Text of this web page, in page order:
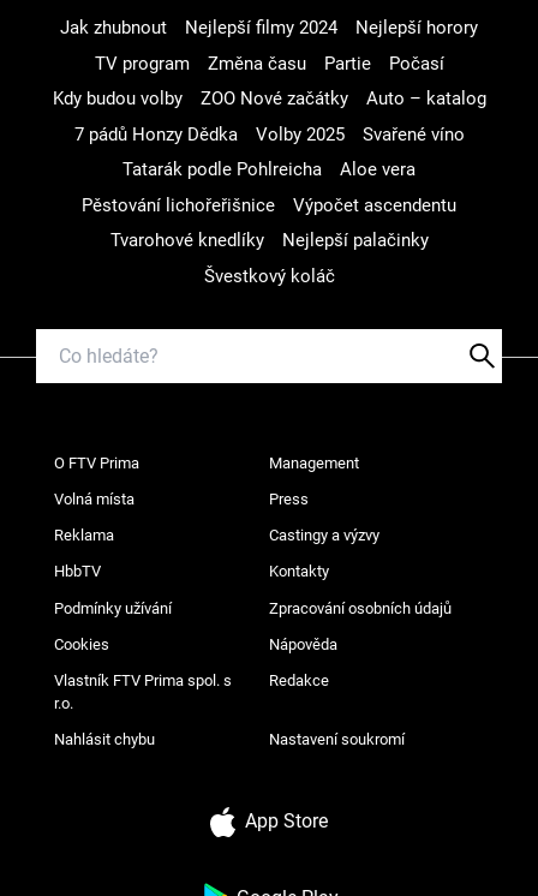
Jak zhubnout Nejlepší filmy 2024
Nejlepší horory
TV program
Změna času Partie
Počasí
Kdy budou volby
ZOO Nové začátky
Auto – katalog
7 pádů Honzy Dědka
Volby 2025
Svařené víno
Tatarák podle Pohlreicha
Aloe vera
Pěstování lichořeřišnice
Výpočet ascendentu
Tvarohové knedlíky
Nejlepší palačinky
Švestkový koláč
O FTV Prima Management
Volná místa Press
Reklama Castingy a výzvy
HbbTV Kontakty
Podmínky užívání Zpracování osobních údajů
Cookies Nápověda
Vlastník FTV Prima spol. s
r.o.
Redakce
Nahlásit chybu Nastavení soukromí
App Store